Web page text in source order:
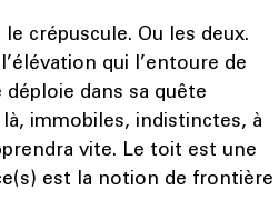
crépuscule. Ou les deux.
qui l’entoure de
dans sa quête
immobiles, indistinctes, à
vite. Le toit est une
est la notion de frontière